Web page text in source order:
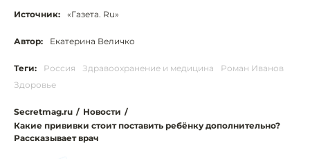
Источник: «Газета. Ru»
Автор: Екатерина Величко
Теги: Россия Здравоохранение и медицина
Роман Иванов
Здоровье
Secretmag.ru / Новости /
Какие прививки стоит поставить ребёнку дополнительно?
Рассказывает врач